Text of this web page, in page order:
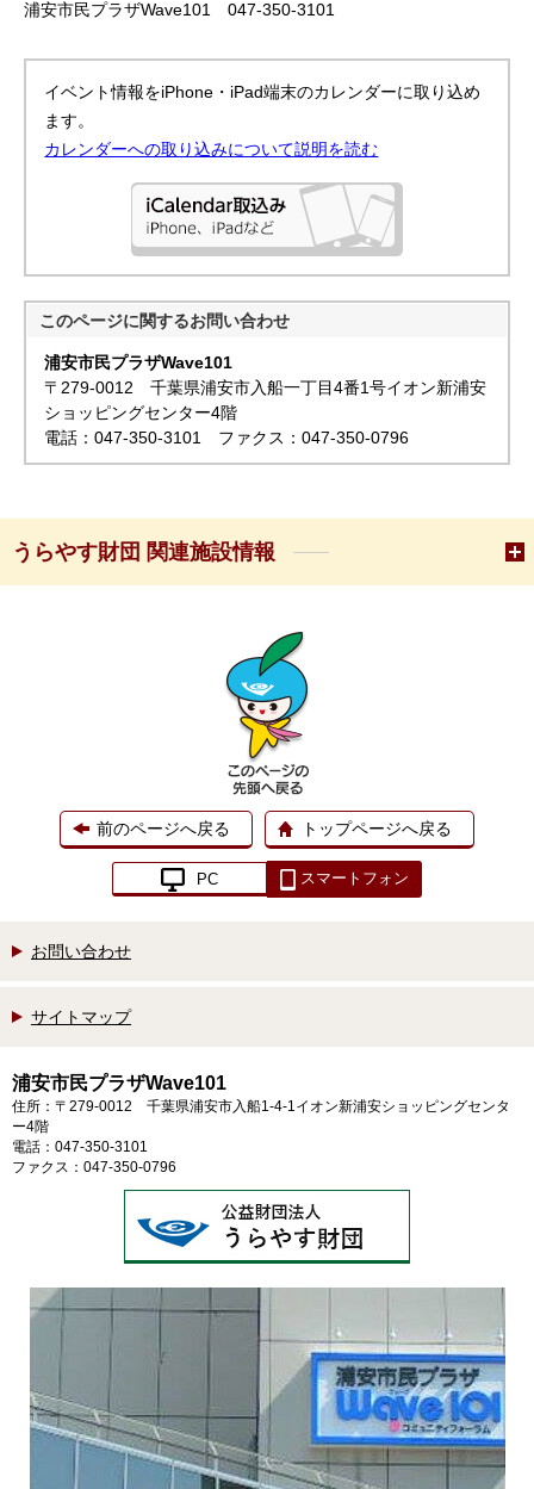
浦安市民プラザWave101 047-350-3101
イベント情報をiPhone・iPad端末のカレンダーに取り込め
ます。
カレンダーへの取り込みについて説明を読む
このページに関するお問い合わせ
浦安市民プラザWave101
〒279-0012 千葉県浦安市入船一丁目4番1号イオン新浦安
ショッピングセンター4階
電話：047-350-3101 ファクス：047-350-0796
うらやす財団 関連施設情報
前のページへ戻る トップページへ戻る
PC スマートフォン
お問い合わせ
サイトマップ
浦安市民プラザWave101
住所：〒279-0012 千葉県浦安市入船1-4-1イオン新浦安ショッピングセンタ
ー4階
電話：047-350-3101
ファクス：047-350-0796